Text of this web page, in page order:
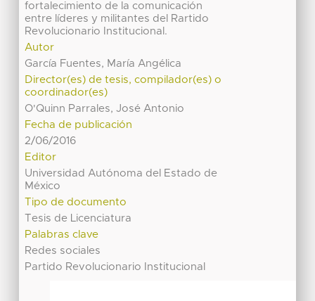
fortalecimiento de la comunicación
entre líderes y militantes del Rartido
Revolucionario Institucional.
Autor
García Fuentes, María Angélica
Director(es) de tesis, compilador(es) o
coordinador(es)
O'Quinn Parrales, José Antonio
Fecha de publicación
2/06/2016
Editor
Universidad Autónoma del Estado de
México
Tipo de documento
Tesis de Licenciatura
Palabras clave
Redes sociales
Partido Revolucionario Institucional